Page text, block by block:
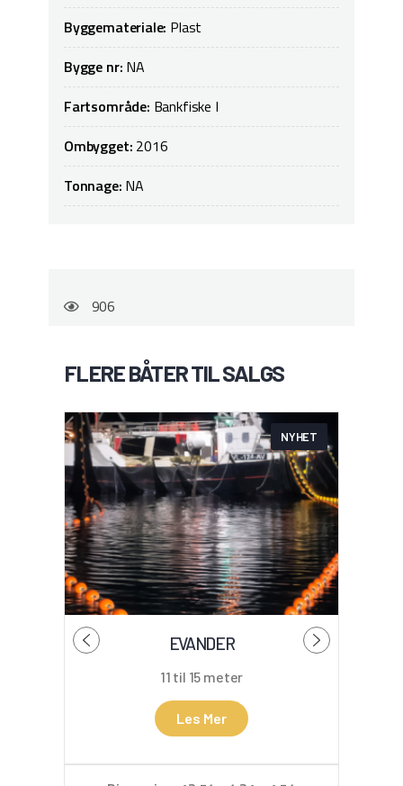
Byggemateriale: Plast
Bygge nr: NA
Fartsområde: Bankfiske I
Ombygget: 2016
Tonnage: NA
906
FLERE BÅTER TIL SALGS
NYHET
EVANDER
11 til 15 meter
Les Mer